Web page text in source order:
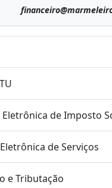
Eletrônica de Imposto
de Serviços
e Tributação